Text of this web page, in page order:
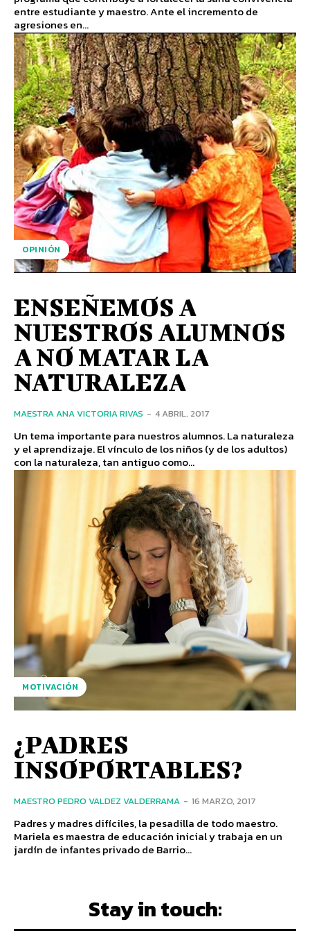
entre estudiante y maestro. Ante el incremento de
agresiones en...
OPINIÓN
ENSEÑEMOS A
NUESTROS ALUMNOS
A NO MATAR LA
NATURALEZA
MAESTRA ANA VICTORIA RIVAS - 4 ABRIL, 2017
Un tema importante para nuestros alumnos. La naturaleza
y el aprendizaje. El vínculo de los niños (y de los adultos)
con la naturaleza, tan antiguo como...
MOTIVACIÓN
¿PADRES
INSOPORTABLES?
MAESTRO PEDRO VALDEZ VALDERRAMA - 16 MARZO, 2017
Padres y madres difíciles, la pesadilla de todo maestro.
Mariela es maestra de educación inicial y trabaja en un
jardín de infantes privado de Barrio...
Stay in touch: